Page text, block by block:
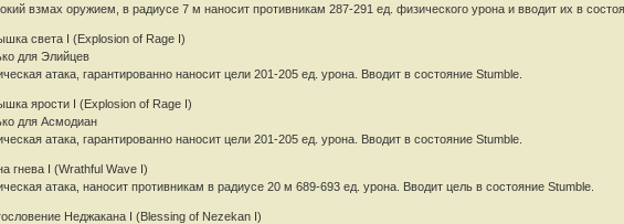
взмах оружием, в радиусе 7 м наносит противникам 287-291 ед. физического урона и вводит их в
света I (Explosion of Rage I)
для Элийцев
атака, гарантированно наносит цели 201-205 ед. урона. Вводит в состояние Stumble.
ярости I (Explosion of Rage I)
для Асмодиан
атака, гарантированно наносит цели 201-205 ед. урона. Вводит в состояние Stumble.
гнева I (Wrathful Wave I)
атака, наносит противникам в радиусе 20 м 689-693 ед. урона. Вводит цель в состояние Stumble.
Неджакана I (Blessing of Nezekan I)